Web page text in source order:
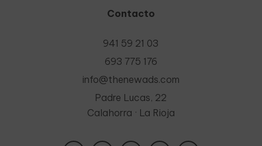
Contacto
941 59 21 03
693 775 176
info@thenewads.com
Padre Lucas, 22
Calahorra · La Rioja